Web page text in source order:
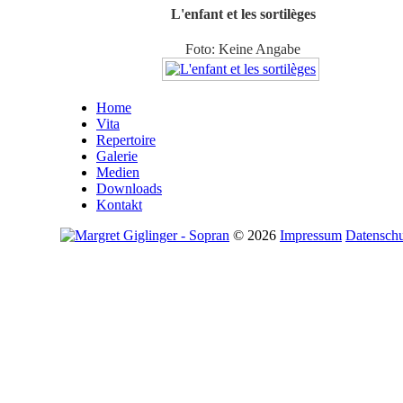
L'enfant et les sortilèges
Foto: Keine Angabe
Home
Vita
Repertoire
Galerie
Medien
Downloads
Kontakt
© 2026 Impressum